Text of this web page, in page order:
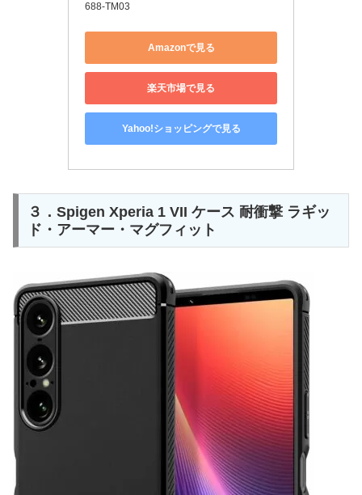
688-TM03
Amazonで見る
楽天市場で見る
Yahoo!ショッピングで見る
３．Spigen Xperia 1 VII ケース 耐衝撃 ラギッ
ド・アーマー・マグフィット